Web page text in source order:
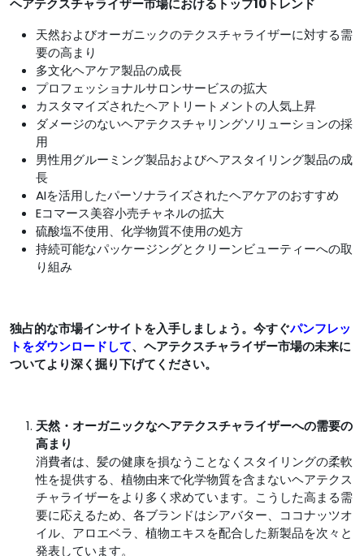
ヘアテクスチャライザー市場におけるトップ10トレンド
天然およびオーガニックのテクスチャライザーに対する需
要の高まり
多文化ヘアケア製品の成長
プロフェッショナルサロンサービスの拡大
カスタマイズされたヘアトリートメントの人気上昇
ダメージのないヘアテクスチャリングソリューションの採
用
男性用グルーミング製品およびヘアスタイリング製品の成
長
AIを活用したパーソナライズされたヘアケアのおすすめ
Eコマース美容小売チャネルの拡大
硫酸塩不使用、化学物質不使用の処方
持続可能なパッケージングとクリーンビューティーへの取
り組み
独占的な市場インサイトを入手しましょう。今すぐパンフレッ
トをダウンロードして、ヘアテクスチャライザー市場の未来に
ついてより深く掘り下げてください。
天然・オーガニックなヘアテクスチャライザーへの需要の
高まり
消費者は、髪の健康を損なうことなくスタイリングの柔軟
性を提供する、植物由来で化学物質を含まないヘアテクス
チャライザーをより多く求めています。こうした高まる需
要に応えるため、各ブランドはシアバター、ココナッツオ
イル、アロエベラ、植物エキスを配合した新製品を次々と
発表しています。